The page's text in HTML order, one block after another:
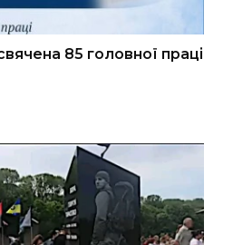
85 головної праці